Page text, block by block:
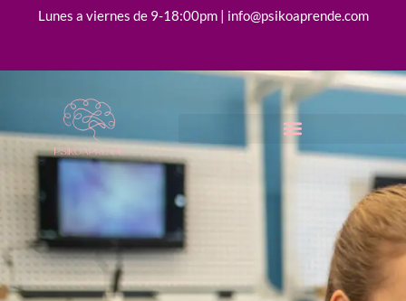
Lunes a viernes de 9-18:00pm | info@psikoaprende.com